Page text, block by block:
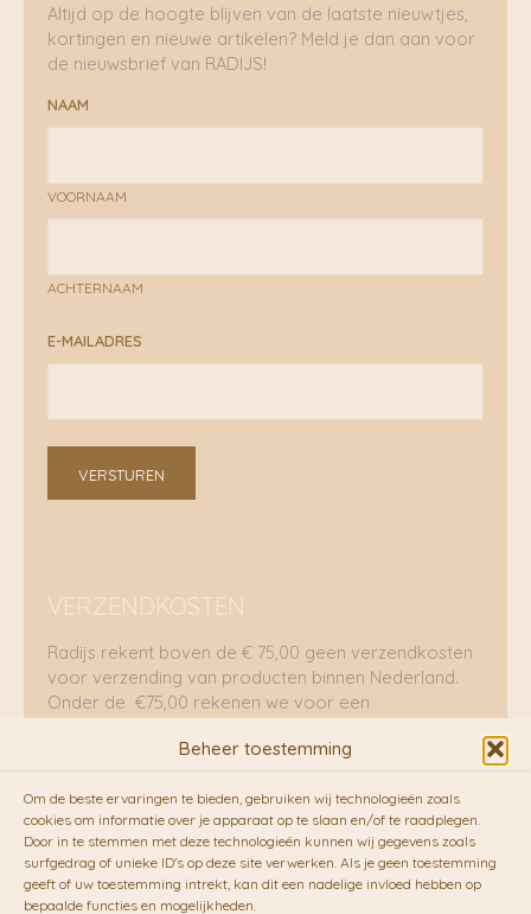
Beheer toestemming
Om de beste ervaringen te bieden, gebruiken wij technologieën zoals
cookies om informatie over je apparaat op te slaan en/of te raadplegen.
Door in te stemmen met deze technologieën kunnen wij gegevens zoals
surfgedrag of unieke ID's op deze site verwerken. Als je geen toestemming
geeft of uw toestemming intrekt, kan dit een nadelige invloed hebben op
bepaalde functies en mogelijkheden.
Altijd op de hoogte blijven van de laatste nieuwtjes,
kortingen en nieuwe artikelen? Meld je dan aan voor
de nieuwsbrief van RADIJS!
NAAM
VOORNAAM
ACHTERNAAM
E-MAILADRES
VERSTUREN
VERZENDKOSTEN
Radijs rekent boven de € 75,00 geen verzendkosten
voor verzending van producten binnen Nederland.
Onder de €75,00 rekenen we voor een
RADIJS werkt samen met de duurzame bezorgdienst
vanFietskoeriers.nl. Pakketten (mits voorradig) voor
10.00 uur besteld op een doordeweekse dag,
bezorgen zij soms nog op dezelfde dag in de